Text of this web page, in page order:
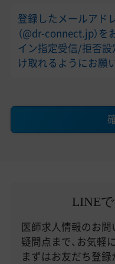
登録したメールアド
（@dr-connect.jp）を
イン指定受信/拒否設
け取れるようにお願
LINE
医師求人情報のお問
疑問点まで、お気軽
まずはお友だち登録